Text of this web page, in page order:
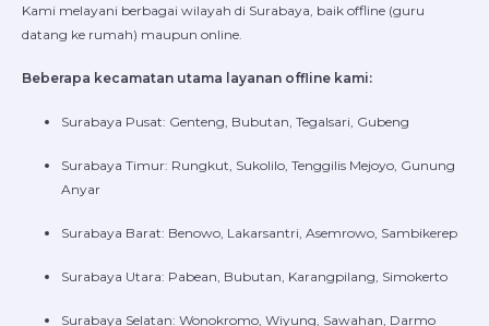
Kami melayani berbagai wilayah di Surabaya, baik offline (guru
datang ke rumah) maupun online.
Beberapa kecamatan utama layanan offline kami:
Surabaya Pusat: Genteng, Bubutan, Tegalsari, Gubeng
Surabaya Timur: Rungkut, Sukolilo, Tenggilis Mejoyo, Gunung
Anyar
Surabaya Barat: Benowo, Lakarsantri, Asemrowo, Sambikerep
Surabaya Utara: Pabean, Bubutan, Karangpilang, Simokerto
Surabaya Selatan: Wonokromo, Wiyung, Sawahan, Darmo